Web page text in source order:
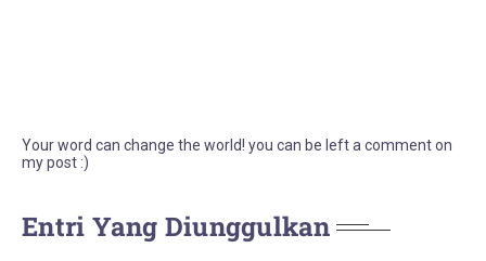
Your word can change the world! you can be left a comment on
my post :)
Entri Yang Diunggulkan